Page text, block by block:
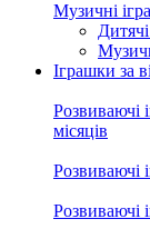
Музичні
Іграшки за
Розвиваючі
місяців
Розвиваючі
Розвиваючі